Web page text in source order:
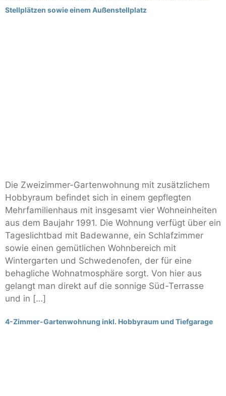
Stellplätzen sowie einem Außenstellplatz
Die Zweizimmer-Gartenwohnung mit zusätzlichem
Hobbyraum befindet sich in einem gepflegten
Mehrfamilienhaus mit insgesamt vier Wohneinheiten
aus dem Baujahr 1991. Die Wohnung verfügt über ein
Tageslichtbad mit Badewanne, ein Schlafzimmer
sowie einen gemütlichen Wohnbereich mit
Wintergarten und Schwedenofen, der für eine
behagliche Wohnatmosphäre sorgt. Von hier aus
gelangt man direkt auf die sonnige Süd-Terrasse
und in […]
4-Zimmer-Gartenwohnung inkl. Hobbyraum und Tiefgarage